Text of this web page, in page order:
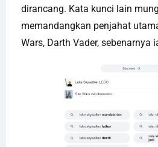
dirancang. Kata kunci lain
memandangkan penjahat
Wars, Darth Vader, sebenarnya